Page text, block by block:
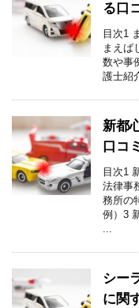
る口
目次1
まえば
数や事
護士紹
新都
口コ
目次1
法律事
務所の
例）3
...
シー
に関